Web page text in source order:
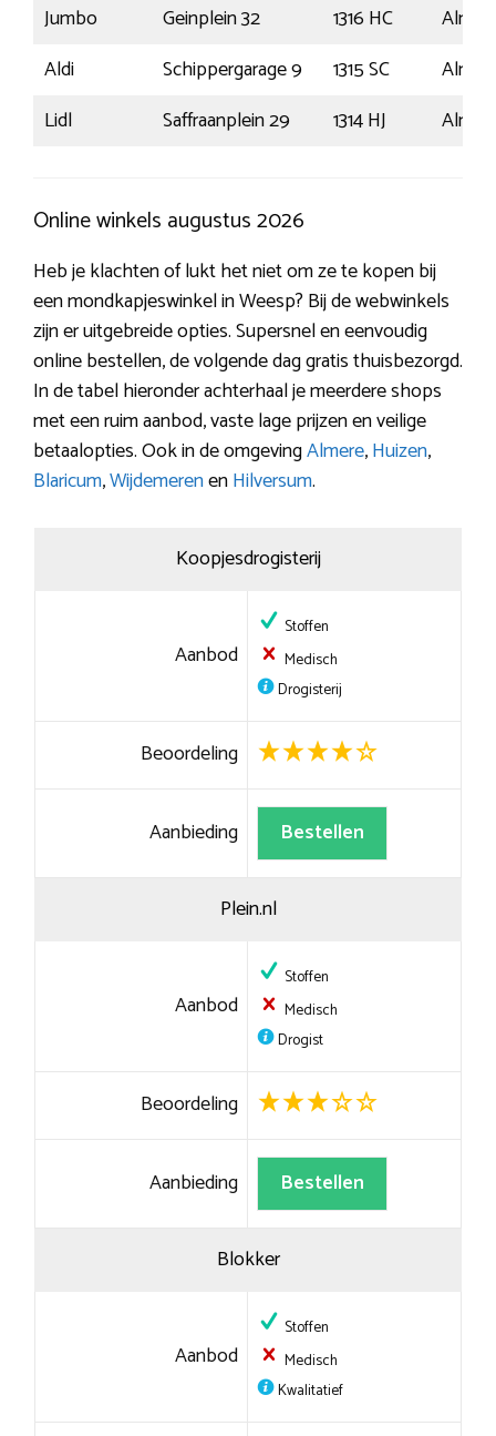
Jumbo
Geinplein 32 1316 HC
Aldi
Schippergarage 9 1315 SC
Lidl
Saffraanplein 29 1314 HJ
Online winkels augustus 2026
Heb je klachten of lukt het niet om ze te kopen bij
een mondkapjeswinkel in Weesp? Bij de webwinkels
zijn er uitgebreide opties. Supersnel en eenvoudig
online bestellen, de volgende dag gratis thuisbezorgd.
In de tabel hieronder achterhaal je meerdere shops
met een ruim aanbod, vaste lage prijzen en veilige
betaalopties. Ook in de omgevingAlmere,Huizen,
Blaricum,WijdemerenenHilversum.
Koopjesdrogisterij
Aanbod
Stoffen
Medisch
Drogisterij
Beoordeling
Aanbieding Bestellen
Plein.nl
Aanbod
Stoffen
Medisch
Drogist
Beoordeling
Aanbieding Bestellen
Blokker
Aanbod
Stoffen
Medisch
Kwalitatief